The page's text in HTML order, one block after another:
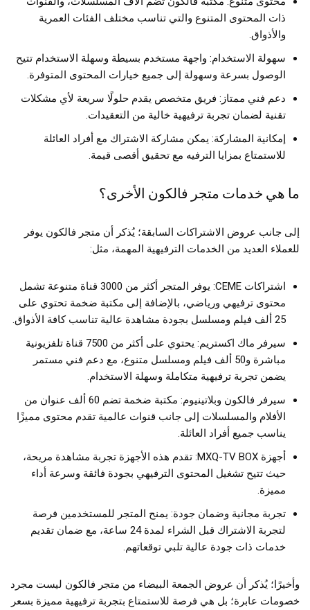
ذات المحتوى المتنوع والتي تناسب مختلف الفئات العمرية
والأذواق.
سهولة الاستخدام: واجهة مستخدم بسيطة وسهلة الاستخدام تتيح
الوصول بسرعة وسهولة إلى جميع خيارات المحتوى المتوفرة.
دعم فني ممتاز: فريق متخصص يقدم حلولًا سريعة لأي مشكلات
تقنية لضمان تجربة ترفيهية خالية من التعقيدات.
إمكانية المشاركة: يمكن مشاركة الاشتراك مع أفراد العائلة
للاستمتاع بمزايا الترفيه مع تحقيق أقصى قيمة.
ما هي خدمات متجر فالكون الأخرى؟
إلى جانب عروض الاشتراكات السابقة؛ يُذكر أن متجر فالكون يوفر
للعملاء العديد من الخدمات الترفيهية المهمة، مثل:
اشتراكات CEME: يوفر المتجر أكثر من 3000 قناة متنوعة تشمل
محتوى ترفيهي ورياضي، بالإضافة إلى مكتبة ضخمة تحتوي على
25 ألف فيلم ومسلسل بجودة مشاهدة عالية تناسب كافة الأذواق.
سيرفر ماك اكستريم: يحتوي على أكثر من 7500 قناة تلفزيونية
مباشرة و50 ألف فيلم ومسلسل متنوع، مع دعم فني مستمر
يضمن تجربة ترفيهية متكاملة وسهلة الاستخدام.
سيرفر فالكون وبلاتينيوم: مكتبة ضخمة تضم 60 ألف عنوان من
الأفلام والمسلسلات إلى جانب قنوات عالمية تقدم محتوى مميزًا
يناسب جميع أفراد العائلة.
أجهزة MXQ-TV BOX: تقدم هذه الأجهزة تجربة مشاهدة مريحة،
حيث تتيح تشغيل المحتوى الترفيهي بجودة فائقة وسرعة أداء
مميزة.
تجربة مجانية وضمان جودة: يمنح المتجر للمستخدمين فرصة
لتجربة الاشتراك قبل الشراء لمدة 24 ساعة، مع ضمان تقديم
خدمات ذات جودة عالية تلبي توقعاتهم.
وأخيرًا؛ يُذكر أن عروض الجمعة البيضاء من متجر فالكون ليست مجرد
خصومات عابرة؛ بل هي فرصة للاستمتاع بتجربة ترفيهية مميزة بسعر